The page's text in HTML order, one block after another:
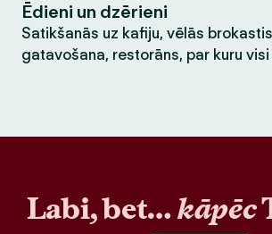
Ēdieni un dzērieni
Satikšanās uz kafiju, vēlās
gatavošana, restorāns, par kuru visi
Labi, bet…kāpēc